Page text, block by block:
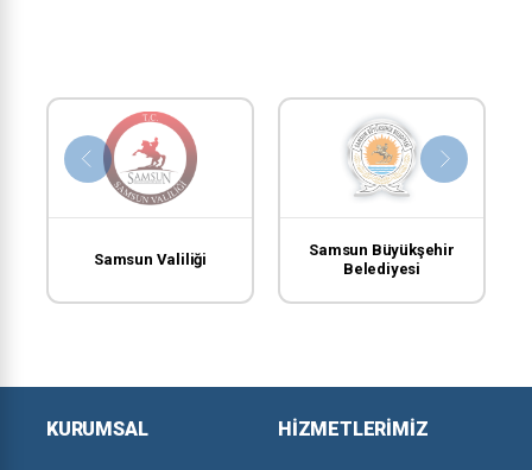
Samsun Valiliği
Samsun Büyükşehir
Belediyesi
KURUMSAL HIZMETLERIMIZ